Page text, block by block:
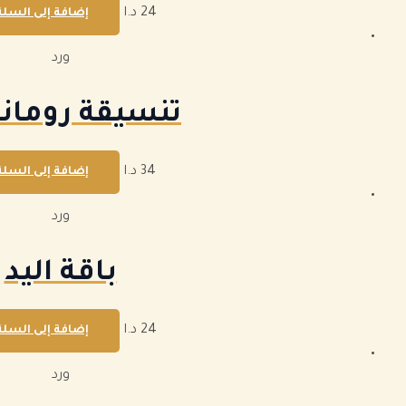
24 د.ا إضافة إلى
ورد
تنسيقة
34 د.ا إضافة إلى
ورد
باقة اليد
24 د.ا إضافة إلى
ورد